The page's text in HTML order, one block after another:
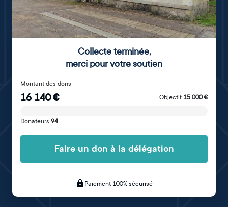
Collecte terminée,
merci pour votre soutien
Montant des dons
16 140€ Objectif 15 000€
Donateurs 94
Faire un don à la délégation
Paiement 100% sécurisé